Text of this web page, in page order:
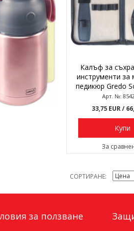
Калъф за
инструменти за
педикюр Gredo
гнезда
Арт. №:
33,75 EUR/
Купи
За
СОРТИРАНЕ
за ползване